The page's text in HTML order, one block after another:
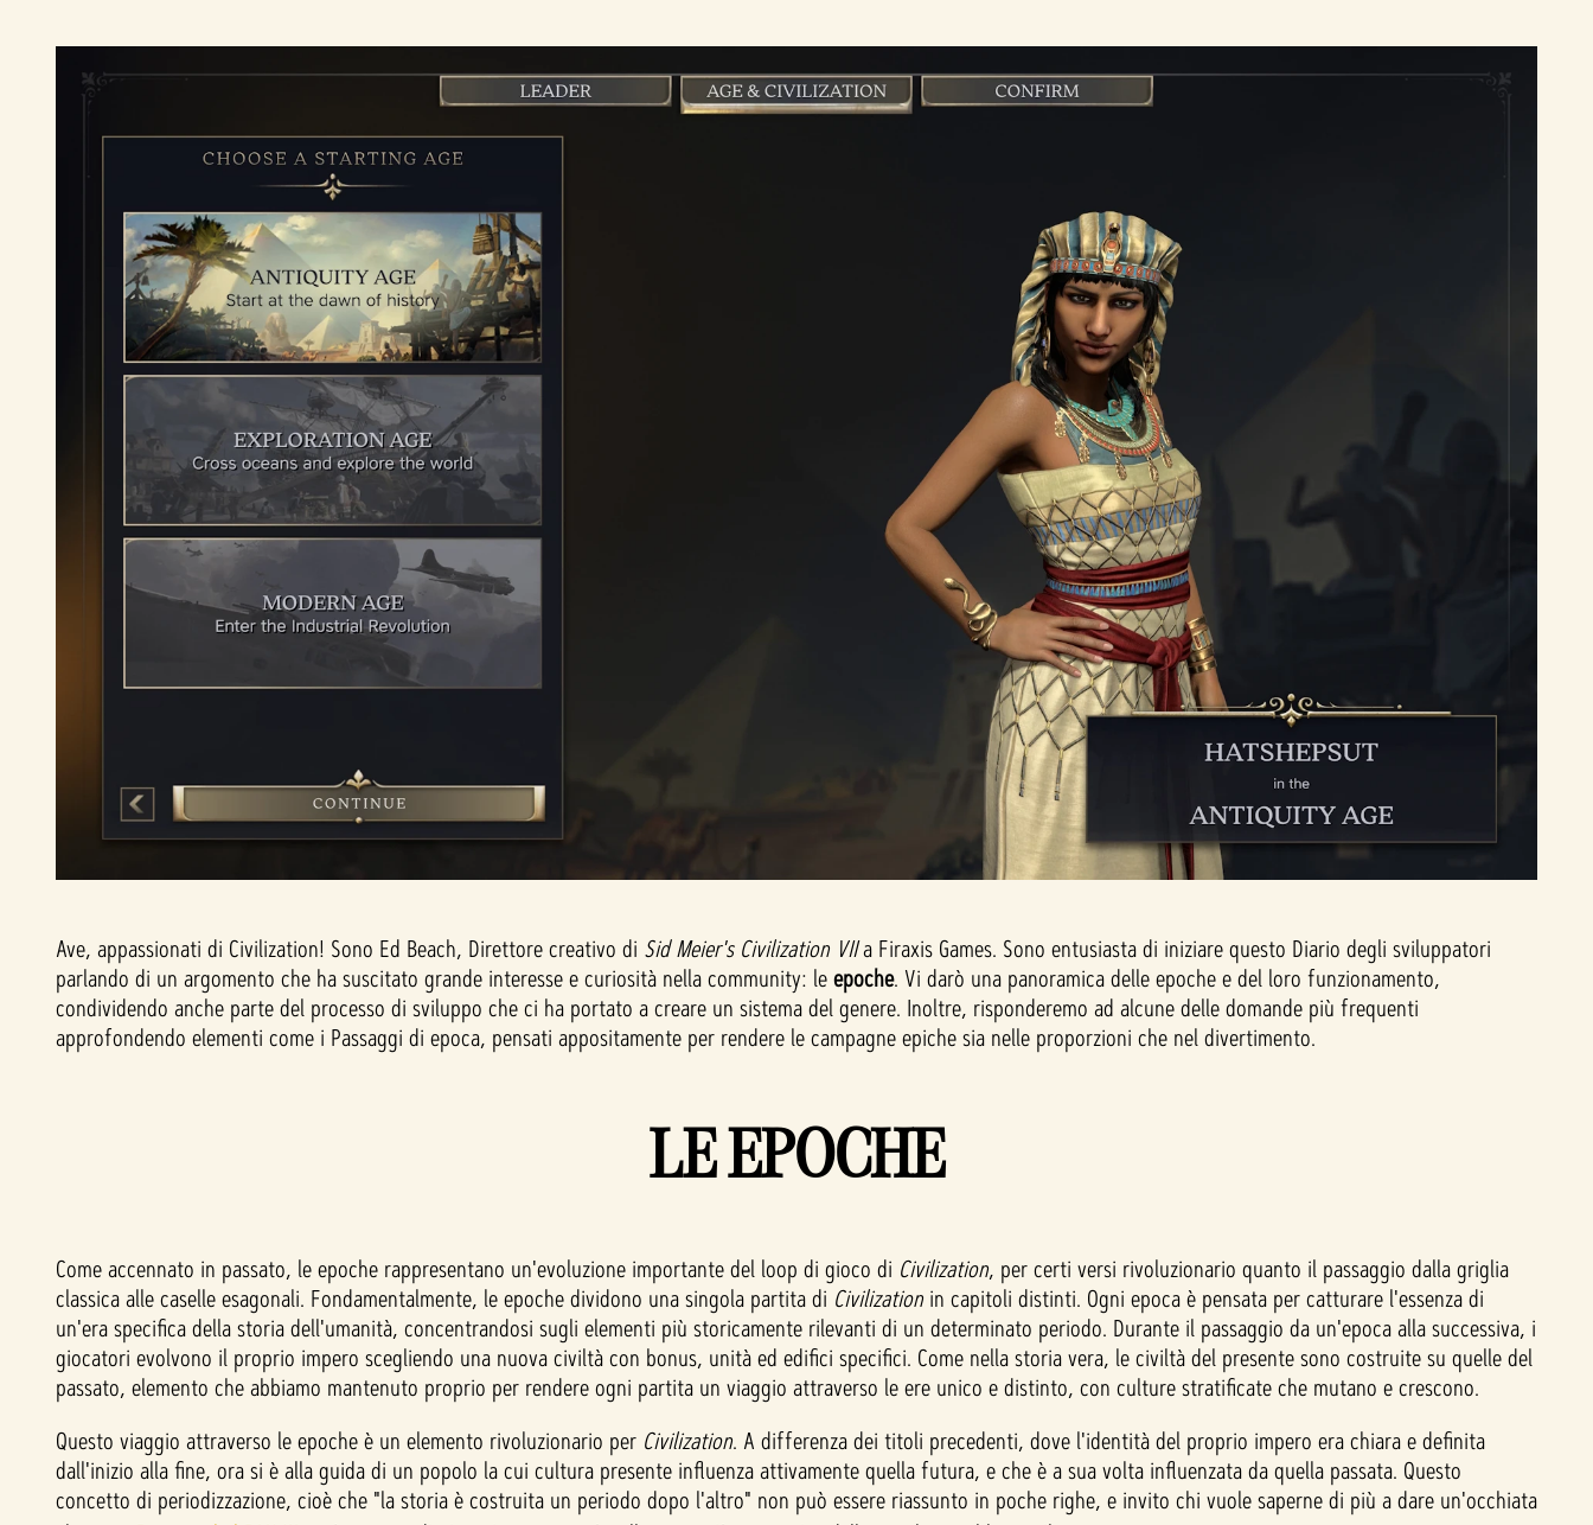
Ave, appassionati di Civilization! Sono Ed Beach, Direttore creativo di Sid Meier's Civilization VIIa Firaxis Games. Sono entusiasta di iniziare questo Diario degli sviluppatori
parlando di un argomento che ha suscitato grande interesse e curiosità nella community: leepoche. Vi darò una panoramica delle epoche e del loro funzionamento,
condividendo anche parte del processo di sviluppo che ci ha portato a creare un sistema del genere. Inoltre, risponderemo ad alcune delle domande più frequenti
approfondendo elementi come i Passaggi di epoca, pensati appositamente per rendere le campagne epiche sia nelle proporzioni che nel divertimento.
LE EPOCHE
Come accennato in passato, le epoche rappresentano un'evoluzione importante del loop di gioco di Civilization, per certi versi rivoluzionario quanto il passaggio dalla griglia
classica alle caselle esagonali. Fondamentalmente, le epoche dividono una singola partita di Civilization in capitoli distinti. Ogni epoca è pensata per catturare l'essenza di
un'era specifica della storia dell'umanità, concentrandosi sugli elementi più storicamente rilevanti di un determinato periodo. Durante il passaggio da un'epoca alla successiva, i
giocatori evolvono il proprio impero scegliendo una nuova civiltà con bonus, unità ed edifici specifici. Come nella storia vera, le civiltà del presente sono costruite su quelle del
passato, elemento che abbiamo mantenuto proprio per rendere ogni partita un viaggio attraverso le ere unico e distinto, con culture stratificate che mutano e crescono.
Questo viaggio attraverso le epoche è un elemento rivoluzionario per Civilization. A differenza dei titoli precedenti, dove l'identità del proprio impero era chiara e definita
dall'inizio alla fine, ora si è alla guida di un popolo la cui cultura presente influenza attivamente quella futura, e che è a sua volta influenzata da quella passata. Questo
concetto di periodizzazione, cioè che "la storia è costruita un periodo dopo l'altro" non può essere riassunto in poche righe, e invito chi vuole saperne di più a dare un'occhiata